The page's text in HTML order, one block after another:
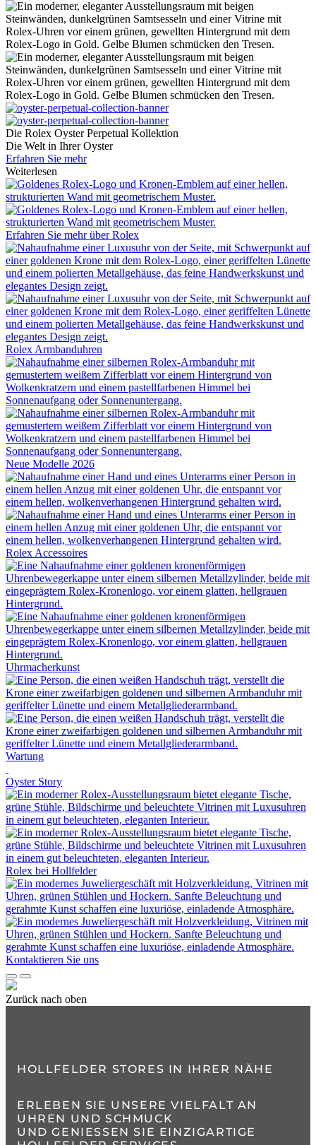
Die Rolex Oyster Perpetual Kollektion
Die Welt in Ihrer Oyster
Erfahren Sie mehr
Weiterlesen
Erfahren Sie mehr überRolex
Rolex Armbanduhren
Neue Modelle 2026
Rolex Accessoires
Uhrmacherkunst
Wartung
Oyster Story
Rolex bei Hollfelder
Kontaktieren Sie uns
Zurück nach oben
HOLLFELDER STORES IN IHRER NÄHE
ERLEBEN SIE UNSERE VIELFALT AN
UHREN UND SCHMUCK
UND GENIESSEN SIE EINZIGARTIGE H